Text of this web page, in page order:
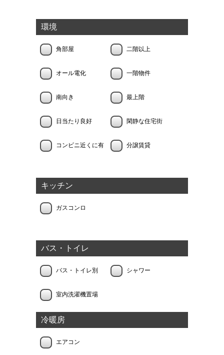
環境
角部屋 二階以上
オール電化 一階物件
南向き 最上階
日当たり良好 閑静な住宅街
コンビニ近くに有 分譲賃貸
キッチン
ガスコンロ
バス・トイレ
バス・トイレ別 シャワー
室内洗濯機置場
冷暖房
エアコン